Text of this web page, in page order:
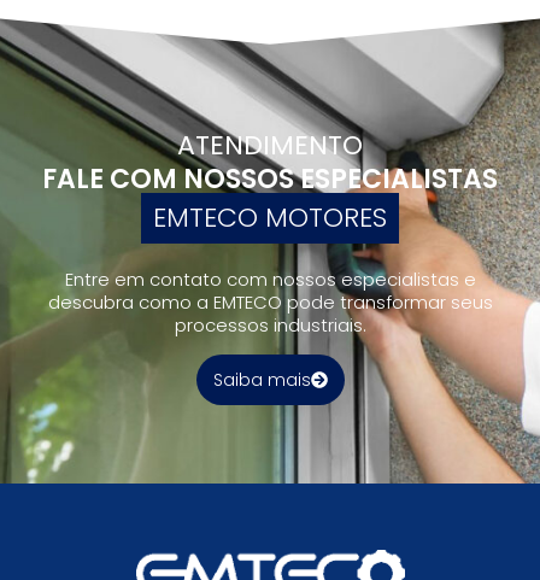
ATENDIMENTO
FALE COM NOSSOS ESPECIALISTAS
EMTECO MOTORES
Entre em contato com nossos especialistas e
descubra como a EMTECO pode transformar seus
processos industriais.
Saiba mais